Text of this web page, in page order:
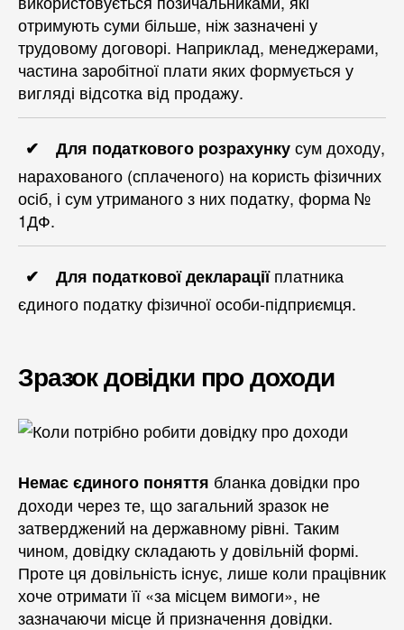
отримують суми більше, ніж зазначені у
трудовому договорі. Наприклад, менеджерами,
частина заробітної плати яких формується у
вигляді відсотка від продажу.
Для податкового розрахункусум доходу,
нарахованого (сплаченого) на користь фізичних
осіб, і сум утриманого з них податку, форма №
1ДФ.
Для податкової деклараціїплатника
єдиного податку фізичної особи-підприємця.
Зразок довідки про доходи
Немає єдиного поняття бланка довідки про
доходи через те, що загальний зразок не
затверджений на державному рівні. Таким
чином, довідку складають у довільній формі.
Проте ця довільність існує, лише коли працівник
хоче отримати її «за місцем вимоги», не
зазначаючи місце й призначення довідки.